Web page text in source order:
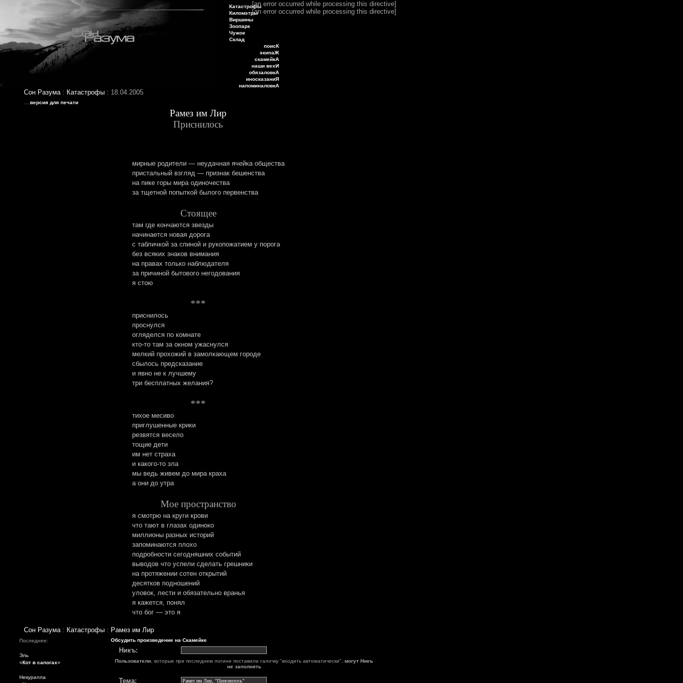
[an error occurred while processing this directive]
[an error occurred while processing this directive]
Катастрофы
Киломэтры
Виршины
Зоопарк
Чужое
Склад
поисК
экипаЖ
скамейкА
наши вехИ
обязаловкА
иносказаниЯ
напоминаловкА
Сон Разума: Катастрофы: 18.04.2005
...версия для печати
Рамез им Лир
Приснилось
мирные родители — неудачная ячейка общества
пристальный взгляд — признак бешенства
на пике горы мира одиночества
за тщетной попыткой былого первенства
Стоящее
там где кончаются звезды
начинается новая дорога
с табличкой за спиной и рукопожатием у порога
без всяких знаков внимания
на правах только наблюдателя
за причиной бытового негодования
я стою
***
приснилось
проснулся
огляделся по комнате
кто-то там за окном ужаснулся
мелкий прохожий в замолкающем городе
сбылось предсказание
и явно не к лучшему
три бесплатных желания?
***
тихое месиво
приглушенные крики
резвятся весело
тощие дети
им нет страха
и какого-то зла
мы ведь живем до мира краха
а они до утра
Мое пространство
я смотрю на круги крови
что тают в глазах одиноко
миллионы разных историй
запоминаются плохо
подробности сегодняшних событий
выводов что успели сделать грешники
на протяжении сотен открытий
десятков подношений
уловок, лести и обязательно вранья
я кажется, понял
что бог — это я
Сон Разума: Катастрофы: Рамез им Лир
Последнее:
Эль
«Кот в сапогах»
Некурилла
Обсудить произведение на Скамейке
Никъ:
Пользователи , которые при последнем логине поставили галочку "входить автоматически", могут Никъ
не заполнять
Тема: